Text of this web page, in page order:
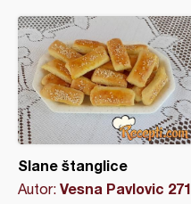
Slane štanglice
Autor: Vesna Pavlovic 271